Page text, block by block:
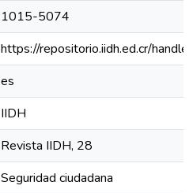
1015-5074
https://repositorio.iidh.ed.cr/
es
IIDH
Revista IIDH, 28
Seguridad ciudadana